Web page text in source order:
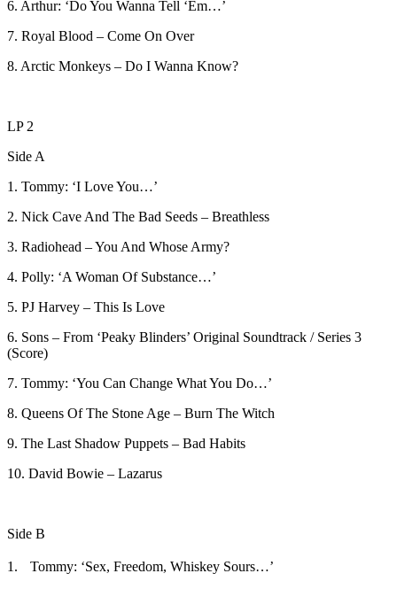
6. Arthur: ‘Do You Wanna Tell ‘Em…’
7. Royal Blood – Come On Over
8. Arctic Monkeys – Do I Wanna Know?
LP 2
Side A
1. Tommy: ‘I Love You…’
2. Nick Cave And The Bad Seeds – Breathless
3. Radiohead – You And Whose Army?
4. Polly: ‘A Woman Of Substance…’
5. PJ Harvey – This Is Love
6. Sons – From ‘Peaky Blinders’ Original Soundtrack / Series 3
(Score)
7. Tommy: ‘You Can Change What You Do…’
8. Queens Of The Stone Age – Burn The Witch
9. The Last Shadow Puppets – Bad Habits
10. David Bowie – Lazarus
Side B
1. Tommy: ‘Sex, Freedom, Whiskey Sours…’